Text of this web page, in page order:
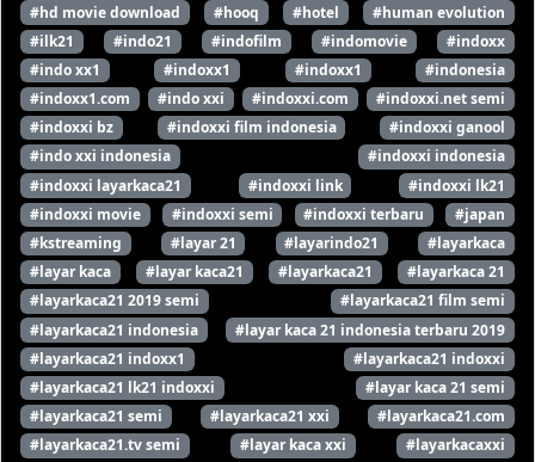
#hd movie download
#hooq #hotel
#human evolution
#ilk21
#indo21 #indofilm #indomovie
#indoxx
#indo xx1
#indoxx1 #indoxx1
#indonesia
#indoxx1.com
#indo xxi #indoxxi.com
#indoxxi.net semi
#indoxxi bz
#indoxxi film indonesia
#indoxxi ganool
#indo xxi indonesia
#indoxxi indonesia
#indoxxi layarkaca21
#indoxxi link
#indoxxi lk21
#indoxxi movie
#indoxxi semi #indoxxi terbaru
#japan
#kstreaming
#layar 21 #layarindo21
#layarkaca
#layar kaca
#layar kaca21 #layarkaca21
#layarkaca 21
#layarkaca21 2019 semi
#layarkaca21 film semi
#layarkaca21 indonesia
#layar kaca 21 indonesia terbaru 2019
#layarkaca21 indoxx1
#layarkaca21 indoxxi
#layarkaca21 lk21 indoxxi
#layar kaca 21 semi
#layarkaca21 semi
#layarkaca21 xxi
#layarkaca21.com
#layarkaca21.tv semi
#layar kaca xxi
#layarkacaxxi